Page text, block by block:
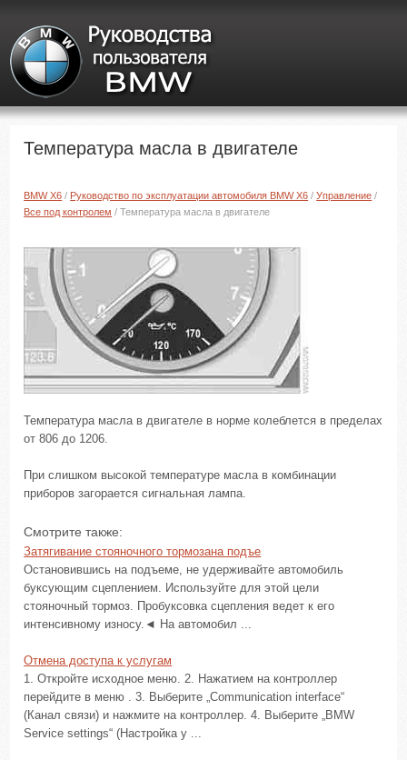
Температура масла в двигателе
BMW X6 / Руководство по эксплуатации автомобиля BMW X6 /Управление /
Все под контролем / Температура масла в двигателе
Температура масла в двигателе в норме колеблется в пределах
от 806 до 1206.
При слишком высокой температуре масла в комбинации
приборов загорается сигнальная лампа.
Смотрите также:
Затягивание стояночного тормозана подъе
Остановившись на подъеме, не удерживайте автомобиль
буксующим сцеплением. Используйте для этой цели
стояночный тормоз. Пробуксовка сцепления ведет к его
интенсивному износу.◄ На автомобил ...
Отмена доступа к услугам
1. Откройте исходное меню. 2. Нажатием на контроллер
перейдите в меню . 3. Выберите „Communication interface“
(Канал связи) и нажмите на контроллер. 4. Выберите „BMW
Service settings“ (Настройка у ...